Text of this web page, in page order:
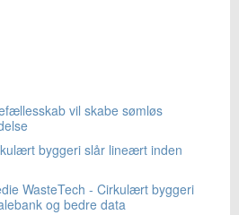
vil skabe sømløs
byggeri slår lineært inden
WasteTech - Cirkulært byggeri
og bedre data